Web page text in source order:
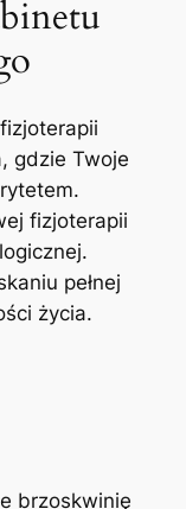
gdzie Twoje
fizjoterapii
pełnej
życia.